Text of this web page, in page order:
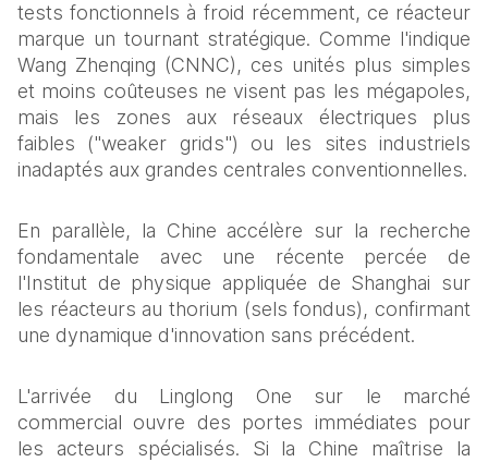
tests fonctionnels à froid récemment, ce réacteur
marque un tournant stratégique. Comme l'indique
Wang Zhenqing (CNNC), ces unités plus simples
et moins coûteuses ne visent pas les mégapoles,
mais les zones aux réseaux électriques plus
faibles ("weaker grids") ou les sites industriels
inadaptés aux grandes centrales conventionnelles.
En parallèle, la Chine accélère sur la recherche
fondamentale avec une récente percée de
l'Institut de physique appliquée de Shanghai sur
les réacteurs au thorium (sels fondus), confirmant
une dynamique d'innovation sans précédent.
L'arrivée du Linglong One sur le marché
commercial ouvre des portes immédiates pour
les acteurs spécialisés. Si la Chine maîtrise la